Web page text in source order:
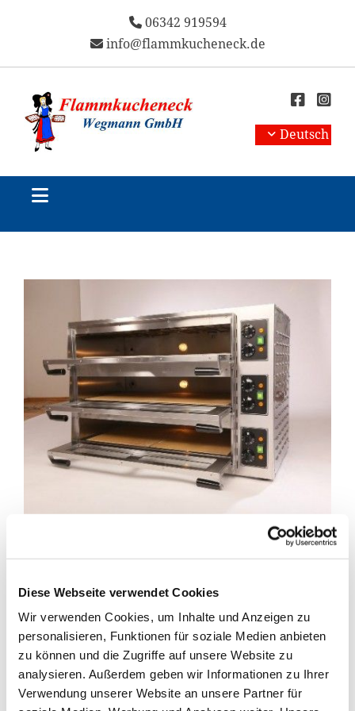
Diese Webseite verwendet Cookies
Wir verwenden Cookies, um Inhalte und Anzeigen zu
personalisieren, Funktionen für soziale Medien anbieten
zu können und die Zugriffe auf unsere Website zu
analysieren. Außerdem geben wir Informationen zu Ihrer
Verwendung unserer Website an unsere Partner für
 06342 919594
 info@flammkucheneck.de
 
Deutsch
Flammkuchenofen F634
2.090,00 €
Menge - +